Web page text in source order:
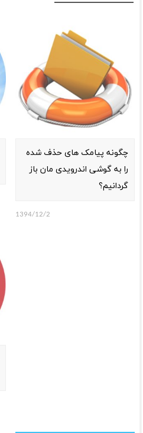
چگونه پیامک های حذف شده
را به گوشی اندرویدی مان باز
گردانیم؟
1394/12/2